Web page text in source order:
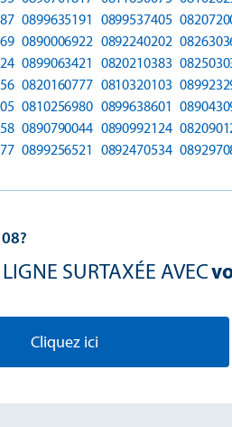
0899635191 0899537405
0890006922 0892240202
0899063421 0820210383
0820160777 0810320103
0810256980 0899638601
0890790044 0890992124
0899256521 0892470534
SURTAXÉE AVEC
Cliquez ici